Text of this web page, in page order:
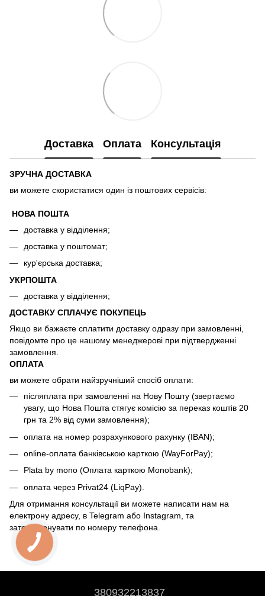
Доставка Оплата Консультація
ЗРУЧНА ДОСТАВКА
ви можете скористатися один із поштових сервісів:
НОВА ПОШТА
доставка у відділення;
доставка у поштомат;
кур'єрська доставка;
УКРПОШТА
доставка у відділення;
ДОСТАВКУ СПЛАЧУЄ ПОКУПЕЦЬ
Якщо ви бажаєте сплатити доставку одразу при замовленні,
повідомте про це нашому менеджерові при підтвердженні
замовлення.
ОПЛАТА
ви можете обрати найзручніший спосіб оплати:
післяплата при замовленні на Нову Пошту (звертаємо
увагу, що Нова Пошта стягує комісію за переказ коштів 20
грн та 2% від суми замовлення);
оплата на номер розрахункового рахунку (IBAN);
online-оплата банківською карткою (WayForPay);
Plata by mono (Оплата карткою Monobank);
оплата через Privat24 (LiqPay).
Для отримання консультації ви можете написати нам на
електрону адресу, в Telegram або Instagram, та
зателефонувати по номеру телефона.
380932213837